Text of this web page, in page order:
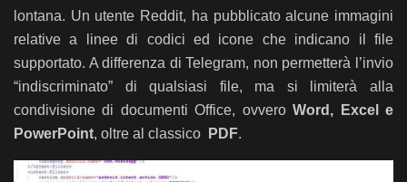
lontana. Un utente Reddit, ha pubblicato alcune immagini
relative a linee di codici ed icone che indicano il file
supportato. A differenza di Telegram, non permetterà l’invio
“indiscriminato” di qualsiasi file, ma si limiterà alla
condivisione di documenti Office, ovveroWord, Excel e
PowerPoint, oltre al classico PDF.